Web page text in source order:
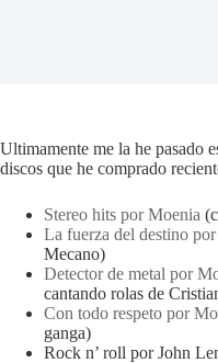
Ultimamente me la he pasado
discos que he comprado
Stereo hits por Moenia
La fuerza del destino
Mecano)
Detector de metal por
cantando rolas de
Con todo respeto por
ganga)
Rock n’ roll por John